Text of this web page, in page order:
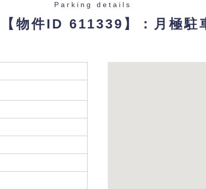
Parking details
【物件ID 611339】：月極駐